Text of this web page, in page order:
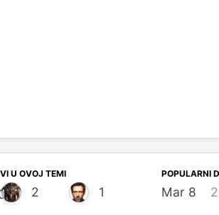
U OVOJ TEMI
2 1
POPULARNI
Mar 8 2